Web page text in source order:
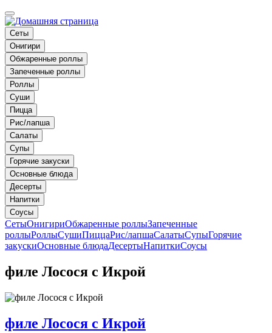
Сеты
Онигири
Обжаренные роллы
Запеченные роллы
Роллы
Суши
Пицца
Рис/лапша
Салаты
Супы
Горячие закуски
Основные блюда
Десерты
Напитки
Соусы
СетыОнигириОбжаренные роллыЗапеченные
роллыРоллыСушиПиццаРис/лапшаСалатыСупыГорячие
закускиОсновные блюдаДесертыНапиткиСоусы
филе Лосося с Икрой
филе Лосося с Икрой